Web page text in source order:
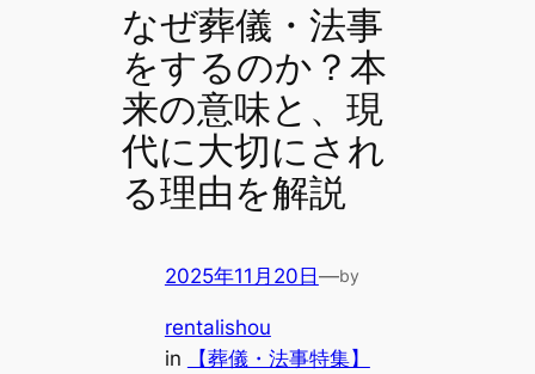
なぜ葬儀・法事
をするのか？本
来の意味と、現
代に大切にされ
る理由を解説
2025年11月20日—by
rentalishou
in
【葬儀・法事特集】